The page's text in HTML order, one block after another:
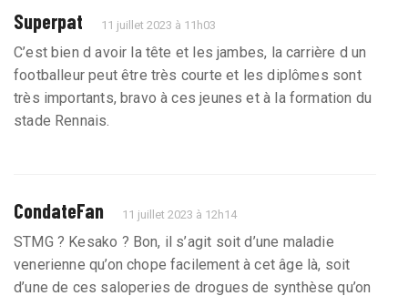
Superpat 11 juillet 2023 à 11h03
C’est bien d avoir la tête et les jambes, la carrière d un
footballeur peut être très courte et les diplômes sont
très importants, bravo à ces jeunes et à la formation du
stade Rennais.
CondateFan 11 juillet 2023 à 12h14
STMG ? Kesako ? Bon, il s’agit soit d’une maladie
venerienne qu’on chope facilement à cet âge là, soit
d’une de ces saloperies de drogues de synthèse qu’on